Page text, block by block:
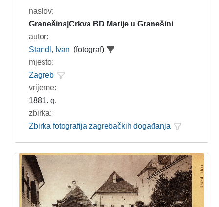
naslov:
Granešina|Crkva BD Marije u Granešini
autor:
Standl, Ivan (fotograf)
mjesto:
Zagreb
vrijeme:
1881. g.
zbirka:
Zbirka fotografija zagrebačkih događanja